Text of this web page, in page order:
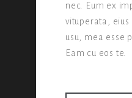
nec. Eum ex
vituperata, eius
usu, mea esse
Eam cu eos te.